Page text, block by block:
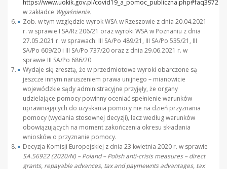
https://www.uokik.gov.pl/covid19_a_pomoc_publiczna.php#faq3972
w zakładce Wyjaśnienia.
Zob. w tym względzie wyrok WSA w Rzeszowie z dnia 20.04.2021
r. w sprawie I SA/Rz 206/21 oraz wyroki WSA w Poznaniu z dnia
27.05.2021 r. w sprawach: III SA/Po 489/21, III SA/Po 535/21, III
SA/Po 609/20 i III SA/Po 737/20 oraz z dnia 29.06.2021 r. w
sprawie III SA/Po 686/20
Wydaje się zresztą, że w przedmiotowe wyroki obarczone są
jeszcze innym naruszeniem prawa unijnego – mianowicie
wojewódzkie sądy administracyjne przyjęły, że organy
udzielające pomocy powinny oceniać spełnienie warunków
uprawniających do uzyskania pomocy nie na dzień przyznania
pomocy (wydania stosownej decyzji), lecz według warunków
obowiązujących na moment zakończenia okresu składania
wniosków o przyznanie pomocy.
Decyzja Komisji Europejskiej z dnia 23 kwietnia 2020 r. w sprawie
SA.56922 (2020/N) – Poland – Polish anti-crisis measures – direct
grants, repayable advances, tax and paymewnts advantages, tax